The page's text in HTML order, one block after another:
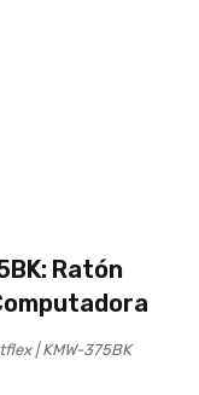
Ratón
| KMW-375BK